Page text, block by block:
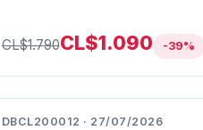
CL$1.790CL$1.090 -39%
DBCL200012 · 27/07/2026